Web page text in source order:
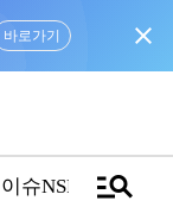
바로가기 close
이슈NSPTVmanage_search